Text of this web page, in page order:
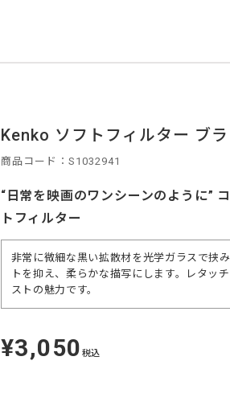
Kenko ソフトフィルター ブ
商品コード：S1032941
“日常を映画のワンシーンのように”
トフィルター
非常に微細な黒い拡散材を光学ガラスで挟
トを抑え、柔らかな描写にします。レタッ
ストの魅力です。
定
価
¥3,050 税込